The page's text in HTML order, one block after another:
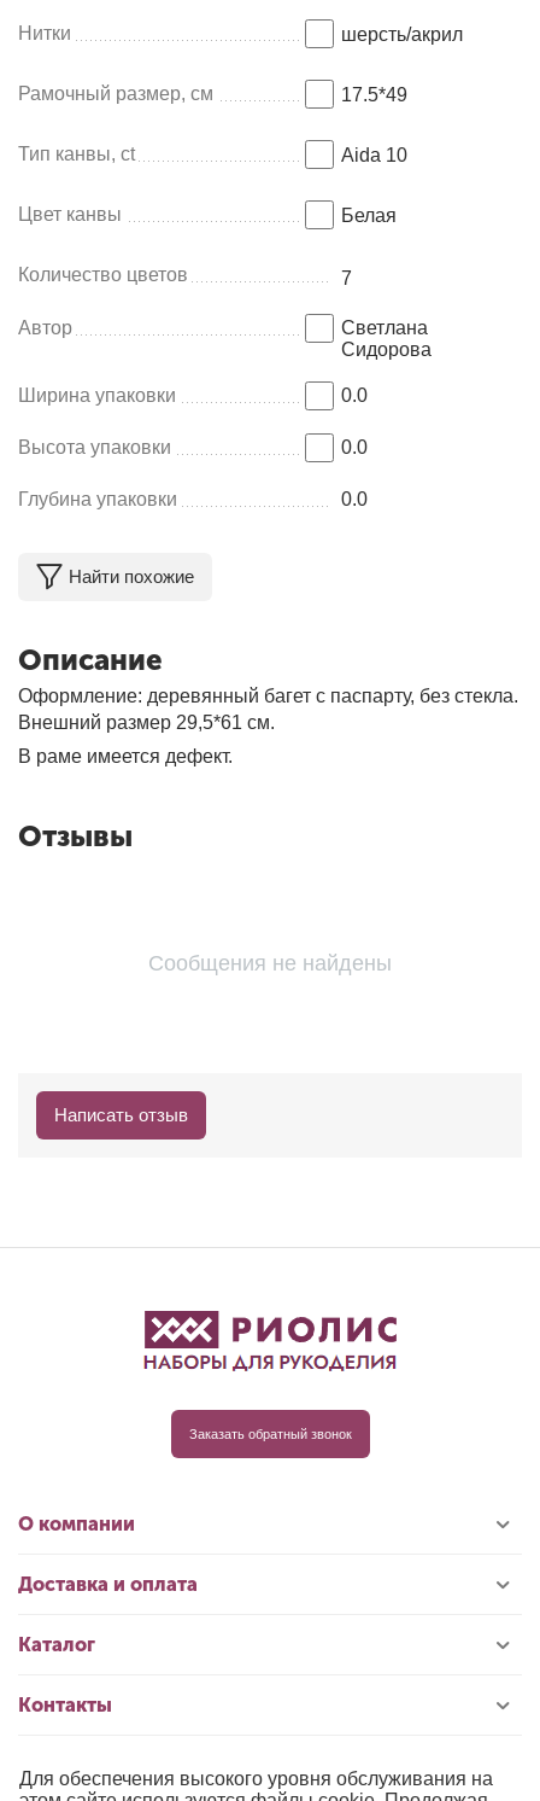
Нитки шерсть/акрил
Рамочный размер, см 17.5*49
Тип канвы, ct Aida 10
Цвет канвы Белая
Количество цветов 7
Автор
Светлана
Сидорова
Ширина упаковки 0.0
Высота упаковки 0.0
Глубина упаковки 0.0
Найти похожие
Описание
Оформление: деревянный багет с паспарту, без стекла.
Внешний размер 29,5*61 см.
В раме имеется дефект.
Отзывы
Сообщения не найдены
Написать отзыв
Заказать обратный звонок
О компании
Доставка и оплата
Каталог
Контакты
© 1996-2026 «РИОЛИС»
Для обеспечения высокого уровня обслуживания на